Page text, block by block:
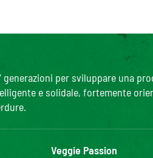
generazioni per sviluppare una
e solidale, fortemente
Veggie Passion